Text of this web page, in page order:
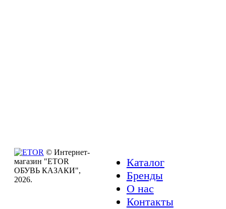
© Интернет-
магазин "ETOR
ОБУВЬ КАЗАКИ",
2026.
Каталог
Бренды
О нас
Контакты